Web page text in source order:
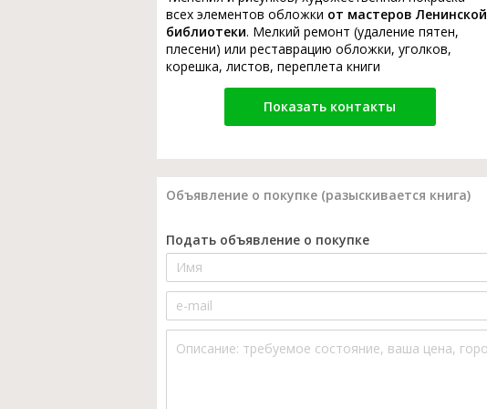
всех элементов обложки от мастеров Ленинской
библиотеки. Мелкий ремонт (удаление пятен,
плесени) или реставрацию обложки, уголков,
корешка, листов, переплета книги
Показать контакты
Объявление о покупке (разыскивается книга)
Подать объявление о покупке